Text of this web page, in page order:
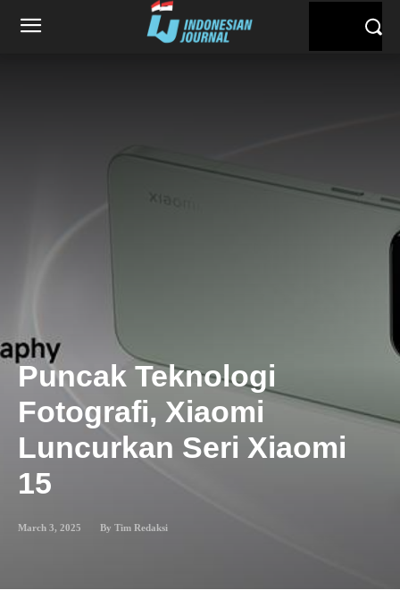
Puncak Teknologi
Fotografi, Xiaomi
Luncurkan Seri Xiaomi
15
March 3, 2025 By Tim Redaksi